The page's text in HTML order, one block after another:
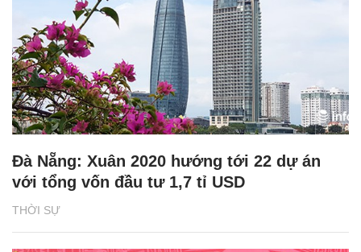
THỜI SỰ
Đà Nẵng: Xuân 2020 hướng tới 22 dự án
với tổng vốn đầu tư 1,7 tỉ USD